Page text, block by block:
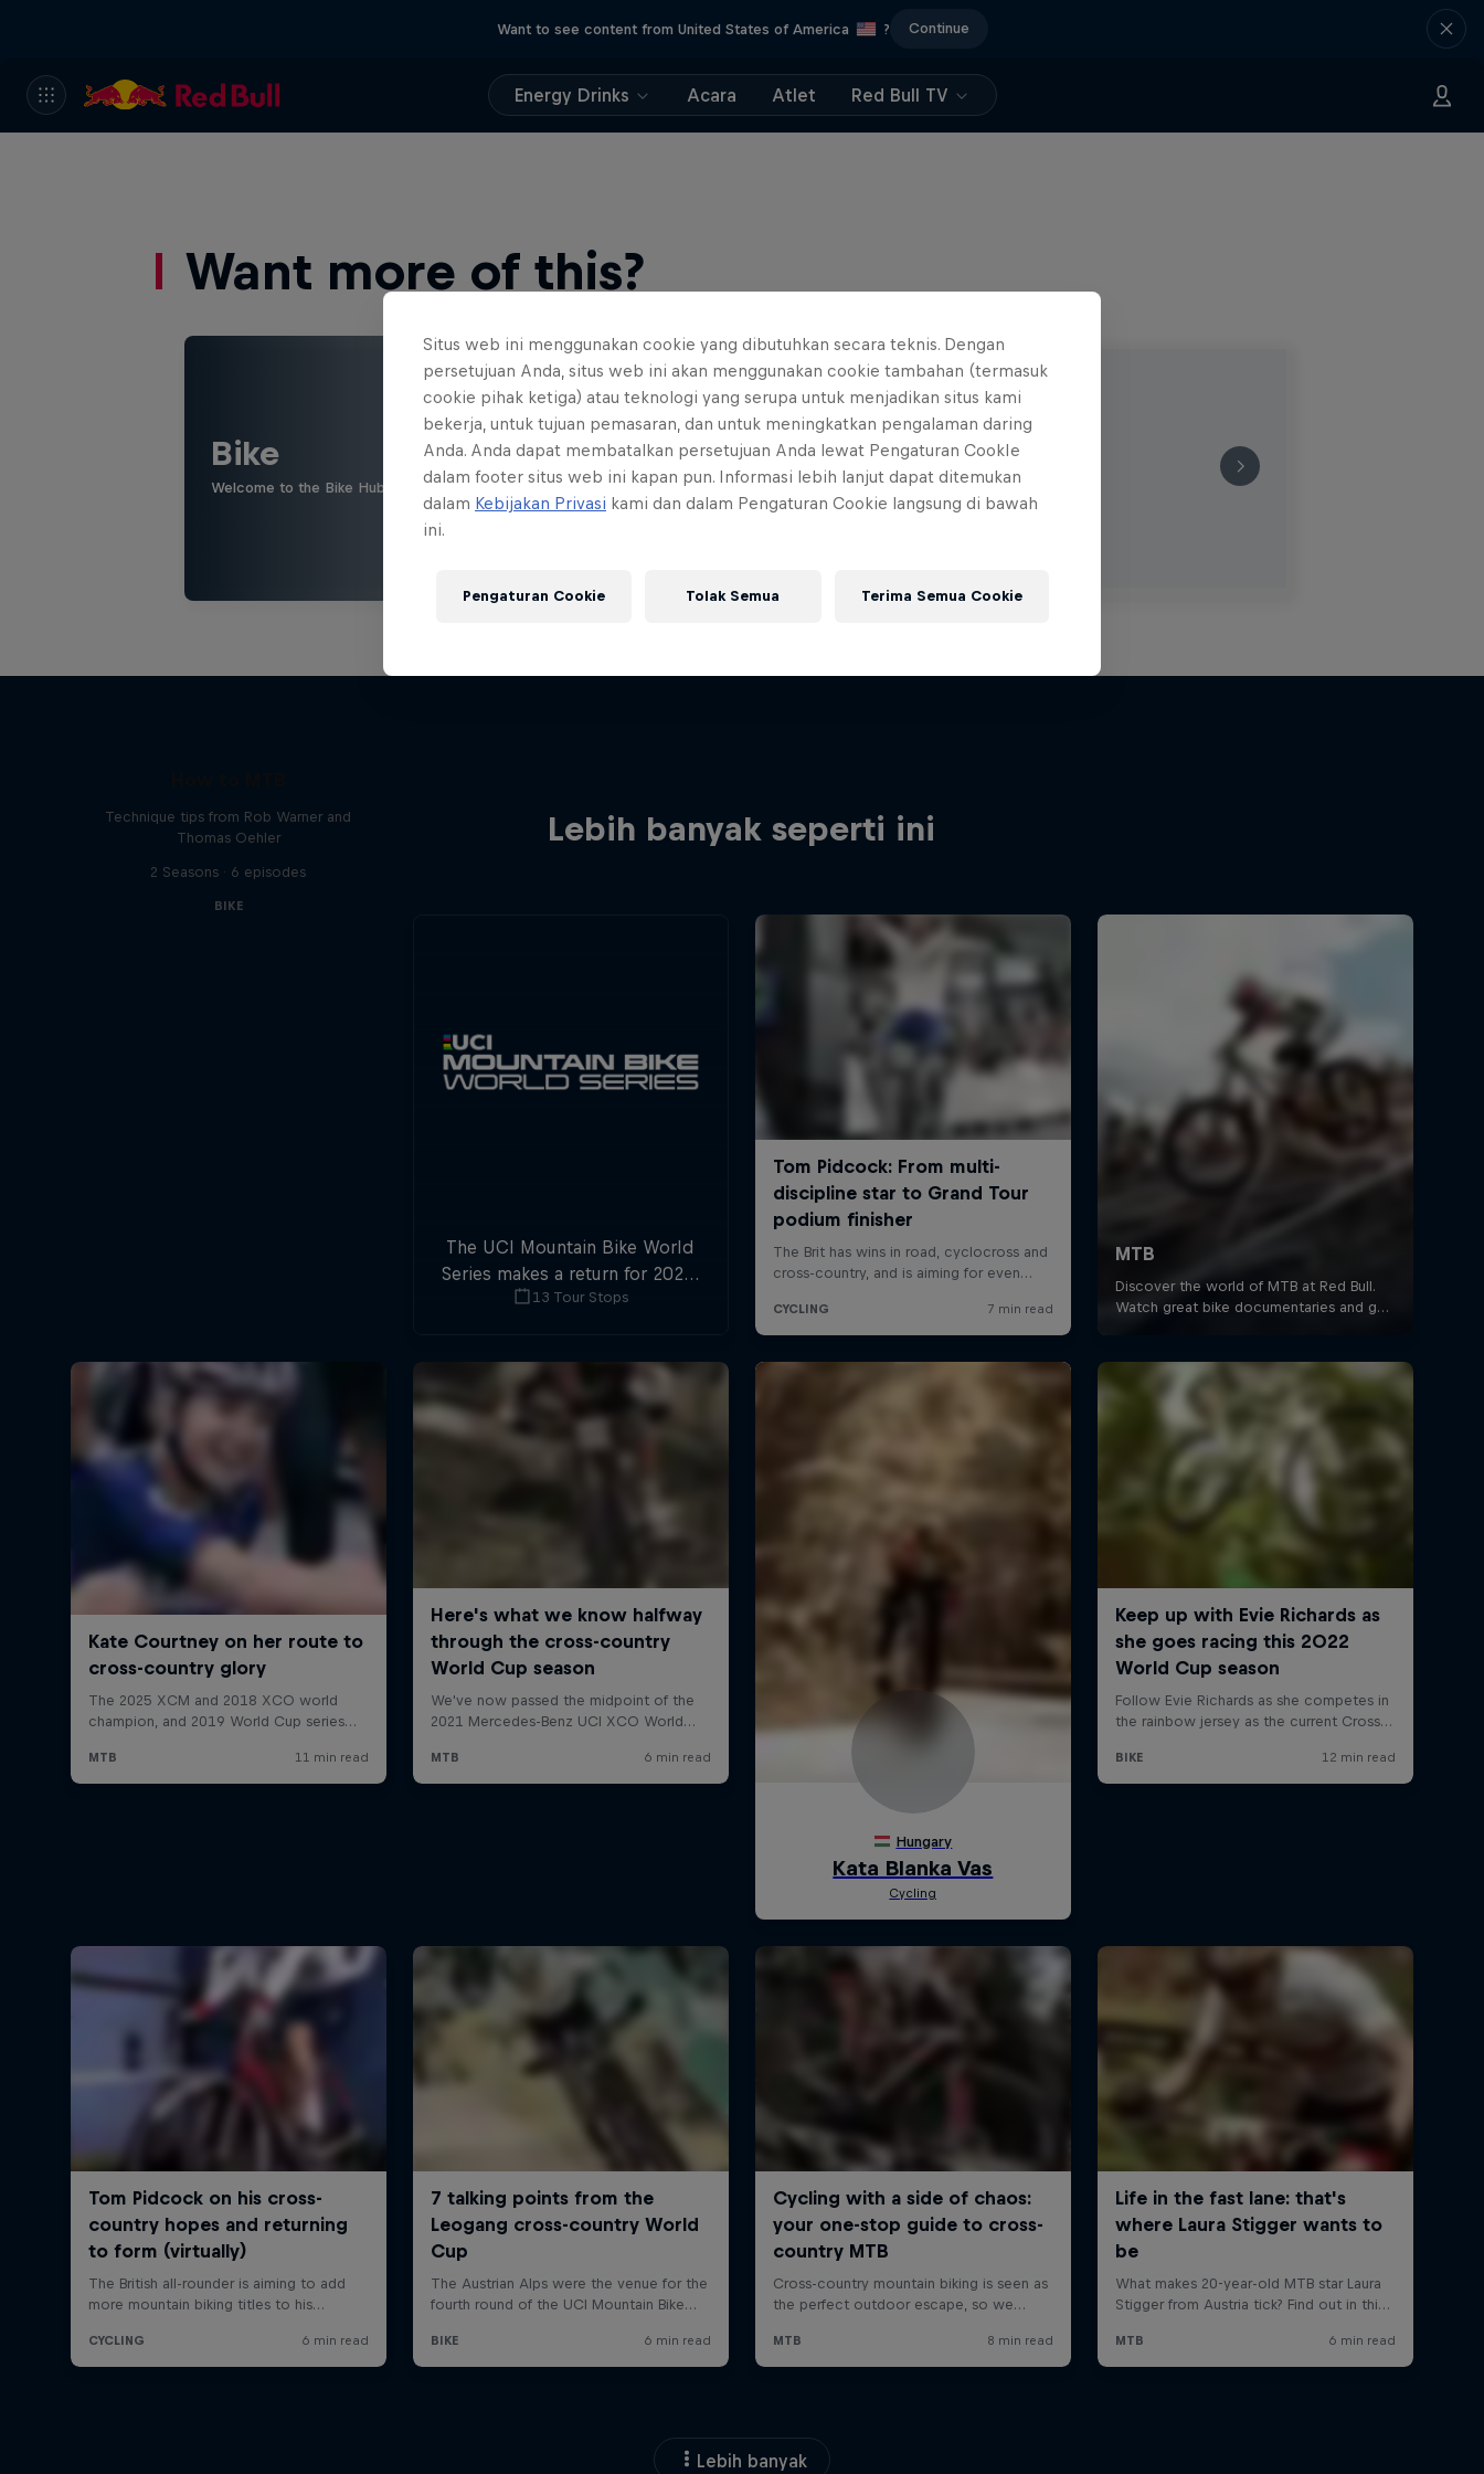
Want to see content from United States of America ? Continue
Energy Drinks Acara Atlet Red Bull TV
Want more of this?
Bike
Welcome to the Bike Hub, where you will find an action-packed collection of two-wheel films, shows …
Lebih banyak seperti ini
Technique tips from Rob Warner and
Thomas Oehler
2 Seasons · 6 episodes
BIKE
The UCI Mountain Bike World
Series makes a return for 2025,
with plenty of downhill and
13 Tour Stops
Lebih banyak
Situs web ini menggunakan cookie yang dibutuhkan secara teknis. Dengan
persetujuan Anda, situs web ini akan menggunakan cookie tambahan (termasuk
cookie pihak ketiga) atau teknologi yang serupa untuk menjadikan situs kami
bekerja, untuk tujuan pemasaran, dan untuk meningkatkan pengalaman daring
Anda. Anda dapat membatalkan persetujuan Anda lewat Pengaturan CookIe
dalam footer situs web ini kapan pun. Informasi lebih lanjut dapat ditemukan
dalam Kebijakan Privasi kami dan dalam Pengaturan Cookie langsung di bawah
ini.
Pengaturan Cookie Tolak Semua Terima Semua Cookie